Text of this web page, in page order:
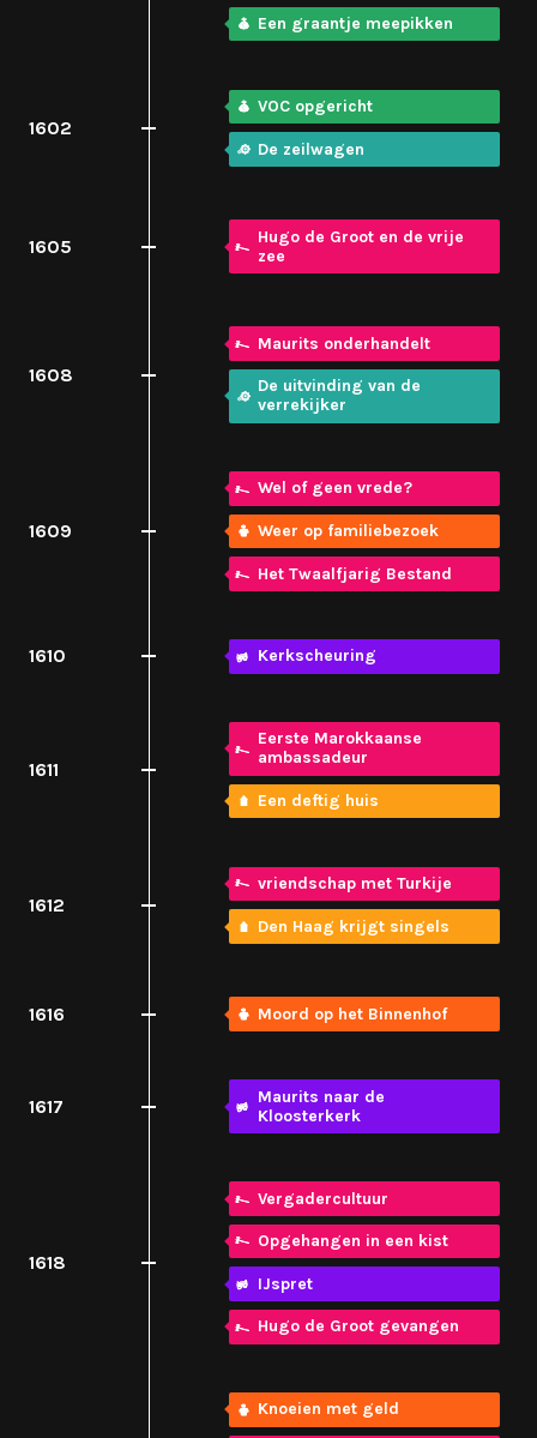
Een graantje meepikken
1602
VOC opgericht
De zeilwagen
1605
Hugo de Groot en de vrije
zee
1608
Maurits onderhandelt
De uitvinding van de
verrekijker
1609
Wel of geen vrede?
Weer op familiebezoek
Het Twaalfjarig Bestand
1610 Kerkscheuring
1611
Eerste Marokkaanse
ambassadeur
Een deftig huis
1612
vriendschap met Turkije
Den Haag krijgt singels
1616 Moord op het Binnenhof
1617
Maurits naar de
Kloosterkerk
1618
Vergadercultuur
Opgehangen in een kist
IJspret
Hugo de Groot gevangen
Knoeien met geld